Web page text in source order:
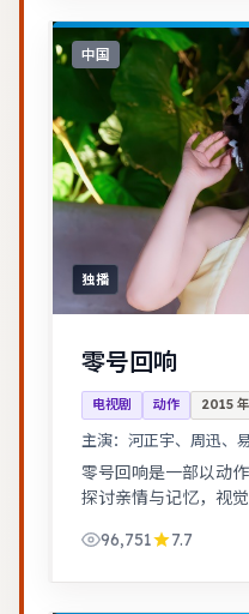
中国
独播
零号回响
电视剧 动作 2015 年
主演： 河正宇、周迅、
零号回响是一部以动
探讨亲情与记忆，视
长故事。
96,751 7.7